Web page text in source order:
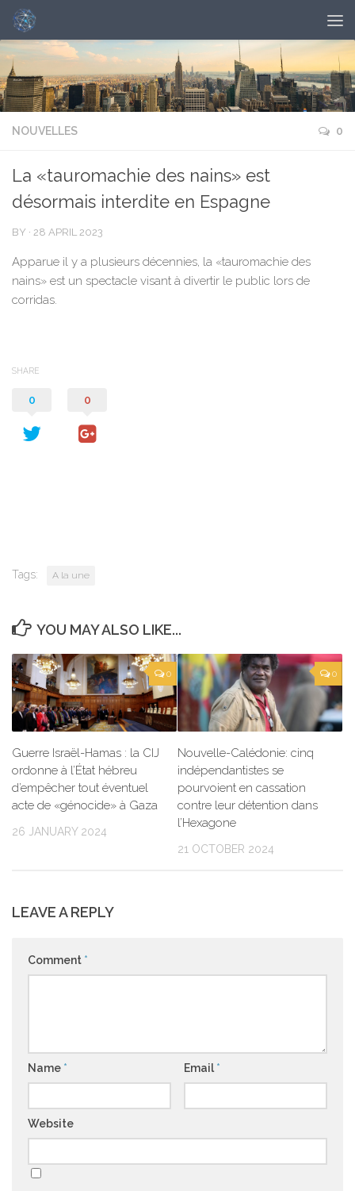
NOUVELLES 0
La «tauromachie des nains» est
désormais interdite en Espagne
BY · 28 APRIL 2023
Apparue il y a plusieurs décennies, la «tauromachie des
nains» est un spectacle visant à divertir le public lors de
corridas.
SHARE
0 0
Tags: A la une
YOU MAY ALSO LIKE...
0
Guerre Israël-Hamas : la CIJ
ordonne à l’État hébreu
d’empêcher tout éventuel
acte de «génocide» à Gaza
26 JANUARY 2024
0
Nouvelle-Calédonie: cinq
indépendantistes se
pourvoient en cassation
contre leur détention dans
l’Hexagone
21 OCTOBER 2024
LEAVE A REPLY
Comment *
Name * Email *
Website